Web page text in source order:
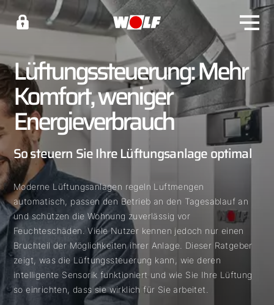
Lüftungssteuerung: Mehr
Komfort, weniger
Energieverbrauch
So steuern Sie Ihre Lüftungsanlage optimal
Moderne Lüftungsanlagen regeln Luftmengen
automatisch, passen den Betrieb an den Tagesablauf an
und schützen die Wohnung zuverlässig vor
Feuchteschäden. Viele Nutzer kennen jedoch nur einen
Bruchteil der Möglichkeiten ihrer Anlage. Dieser Ratgeber
zeigt, was die Lüftungssteuerung kann, wie deren
intelligente Sensorik funktioniert und wie Sie Ihre Lüftung
so einrichten, dass sie wirklich für Sie arbeitet.